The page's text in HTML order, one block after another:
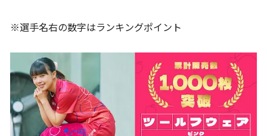
※選手名右の数字はランキングポイント